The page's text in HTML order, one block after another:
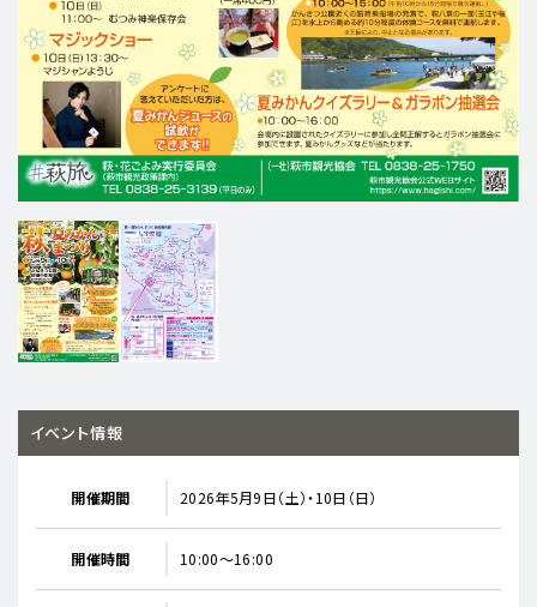
イベント情報
開催期間 2026年5月9日（土）・10日（日）
開催時間 10:00～16:00